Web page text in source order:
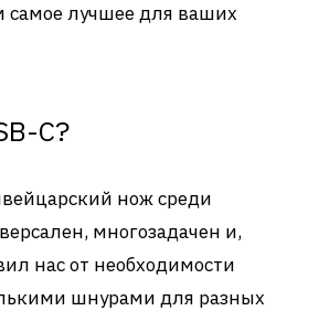
самое лучшее для ваших
C?
нож среди
многозадачен и,
нас от необходимости
шнурами для разных